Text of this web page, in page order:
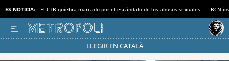
ES NOTICIA: El CTB quiebra marcado por el escándalo de los abusos sexuales BCN
LLEGIR EN CATALÀ
Pásate al MODO AHORRO